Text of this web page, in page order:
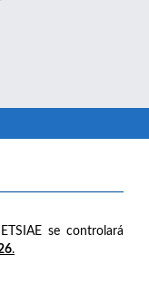
se controlará
.